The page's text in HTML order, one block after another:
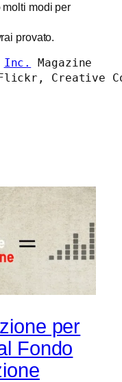
molti modi per
provato.
Inc.
Magazine
Creative
per
Fondo